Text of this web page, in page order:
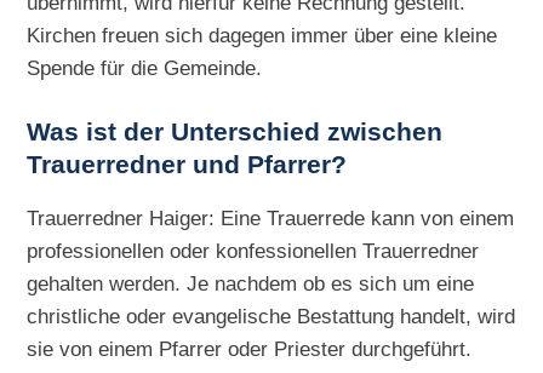
Kirchen freuen sich dagegen immer über eine kleine
Spende für die Gemeinde.
Was ist der Unterschied zwischen
Trauerredner und Pfarrer?
Trauerredner Haiger: Eine Trauerrede kann von einem
professionellen oder konfessionellen Trauerredner
gehalten werden. Je nachdem ob es sich um eine
christliche oder evangelische Bestattung handelt, wird
sie von einem Pfarrer oder Priester durchgeführt.